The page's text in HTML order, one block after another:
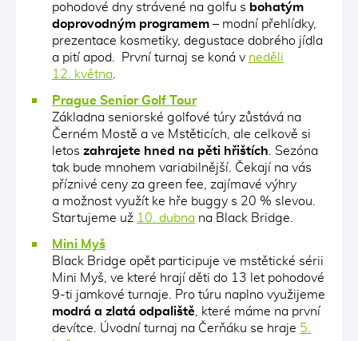
pohodové dny strávené na golfu s bohatým
doprovodným programem – modní přehlídky,
prezentace kosmetiky, degustace dobrého jídla
a pití apod. První turnaj se koná v neděli
12. května.
Prague Senior Golf Tour
Základna seniorské golfové túry zůstává na
Černém Mostě a ve Mstěticích, ale celkově si
letos zahrajete hned na pěti hřištích. Sezóna
tak bude mnohem variabilnější. Čekají na vás
příznivé ceny za green fee, zajímavé výhry
a možnost využít ke hře buggy s 20 % slevou.
Startujeme už 10. dubna na Black Bridge.
Mini Myš
Black Bridge opět participuje ve mstětické sérii
Mini Myš, ve které hrají děti do 13 let pohodové
9-ti jamkové turnaje. Pro túru naplno využijeme
modrá a zlatá odpaliště, které máme na první
devítce. Úvodní turnaj na Čerňáku se hraje 5.